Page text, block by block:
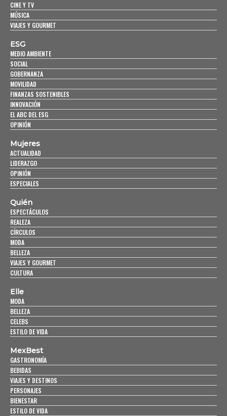
CINE Y TV
MÚSICA
VIAJES Y GOURMET
ESG
MEDIO AMBIENTE
SOCIAL
GOBERNANZA
MOVILIDAD
FINANZAS SOSTENIBLES
INNOVACIÓN
EL ABC DEL ESG
OPINIÓN
Mujeres
ACTUALIDAD
LIDERAZGO
OPINIÓN
ESPECIALES
Quién
ESPECTÁCULOS
REALEZA
CÍRCULOS
MODA
BELLEZA
VIAJES Y GOURMET
CULTURA
Elle
MODA
BELLEZA
CELEBS
ESTILO DE VIDA
MexBest
GASTRONOMÍA
BEBIDAS
VIAJES Y DESTINOS
PERSONAJES
BIENESTAR
ESTILO DE VIDA